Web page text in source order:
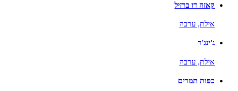
קאזה דו ברזיל
אילת, ערבה
ג'ינג'ר
אילת, ערבה
כפות תמרים